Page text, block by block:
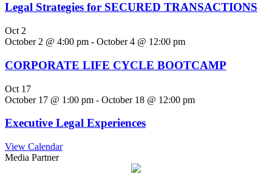
Legal Strategies for SECURED TRANSACTIONS
Oct 2
October 2 @ 4:00 pm - October 4 @ 12:00 pm
CORPORATE LIFE CYCLE BOOTCAMP
Oct 17
October 17 @ 1:00 pm - October 18 @ 12:00 pm
Executive Legal Experiences
View Calendar
Media Partner